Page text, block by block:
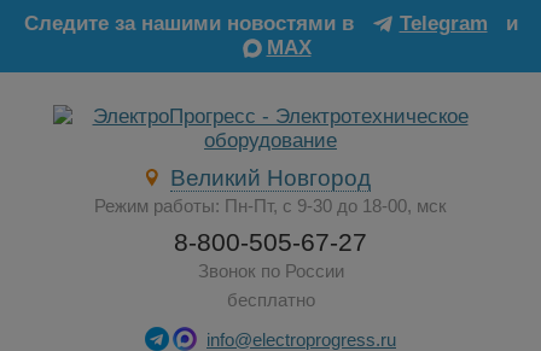
Следите за нашими новостями в Telegram
и
MAX
Великий Новгород
Режим работы: Пн-Пт, с 9-30 до 18-00, мск
8-800-505-67-27
Звонок по России
бесплатно
info@electroprogress.ru